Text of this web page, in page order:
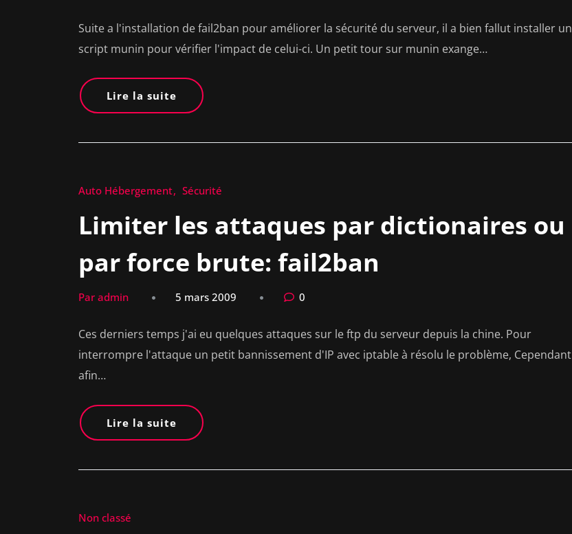
Suite a l'installation de fail2ban pour améliorer la sécurité du serveur, il a bien fallut installer un
script munin pour vérifier l'impact de celui-ci. Un petit tour sur munin exange…
Lire la suite
Auto Hébergement Sécurité
Limiter les attaques par dictionaires ou
par force brute: fail2ban
Par admin 5 mars 2009 0
Ces derniers temps j'ai eu quelques attaques sur le ftp du serveur depuis la chine. Pour
interrompre l'attaque un petit bannissement d'IP avec iptable à résolu le problème, Cependant
afin…
Lire la suite
Non classé